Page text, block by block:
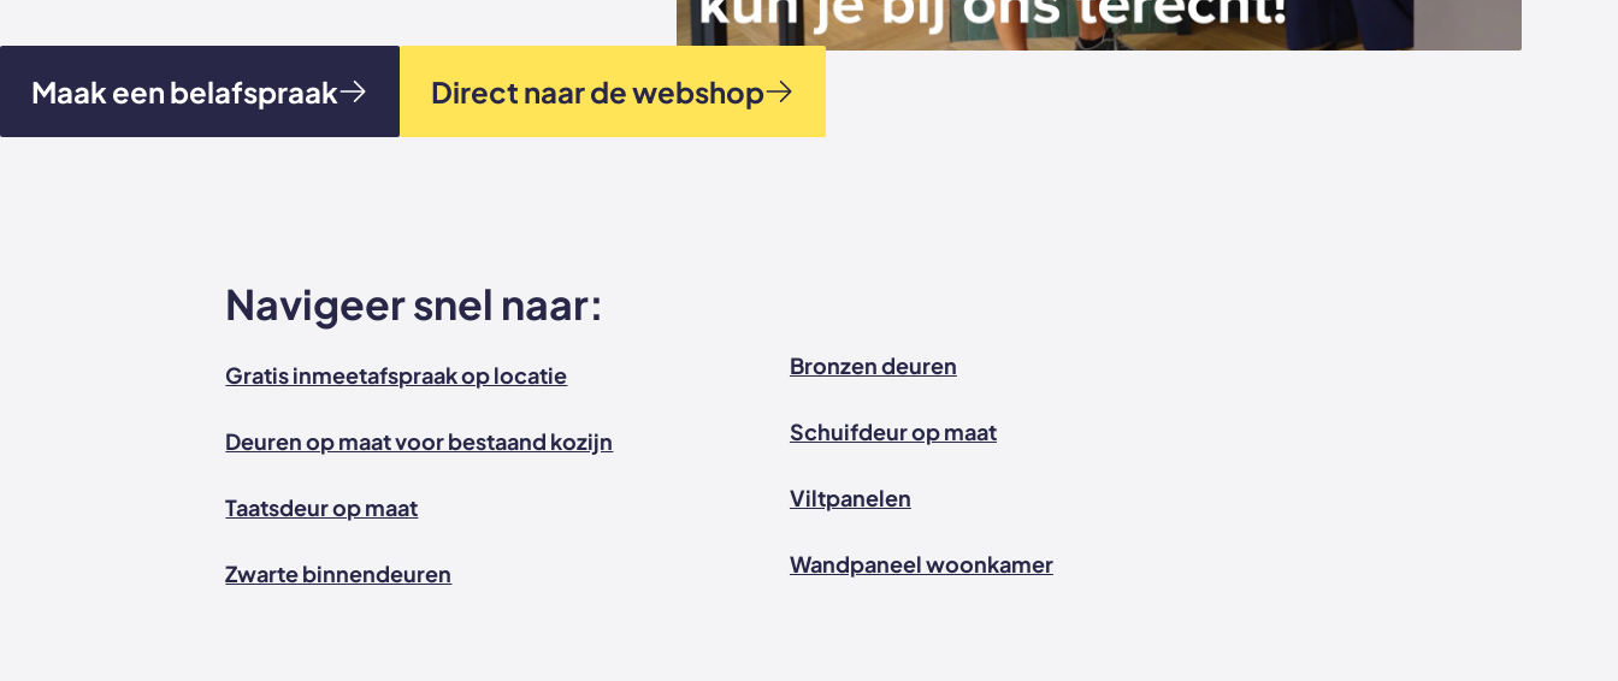
Maak een belafspraak Direct naar de webshop
Navigeer snel naar:
Gratis inmeetafspraak op locatie
Deuren op maat voor bestaand kozijn
Taatsdeur op maat
Zwarte binnendeuren
Bronzen deuren
Schuifdeur op maat
Viltpanelen
Wandpaneel woonkamer